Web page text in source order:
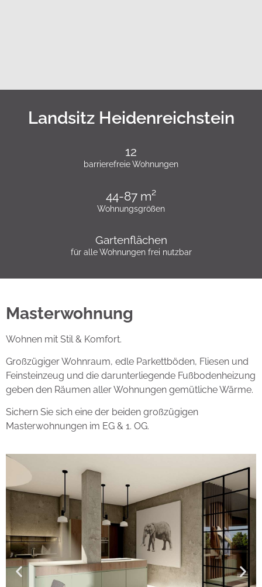
Landsitz Heidenreichstein
12
barrierefreie Wohnungen
44-87 m²
Wohnungsgrößen
Gartenflächen
für alle Wohnungen frei nutzbar
Masterwohnung
Wohnen mit Stil & Komfort.
Großzügiger Wohnraum, edle Parkettböden, Fliesen und
Feinsteinzeug und die darunterliegende Fußbodenheizung
geben den Räumen aller Wohnungen gemütliche Wärme.
Sichern Sie sich eine der beiden großzügigen
Masterwohnungen im EG & 1. OG.